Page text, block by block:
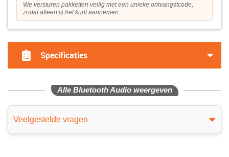
We versturen pakketten veilig met een unieke ontvangstcode,
zodat alleen jij het kunt aannemen.
Specificaties
Alle Bluetooth Audio weergeven
Veelgestelde vragen